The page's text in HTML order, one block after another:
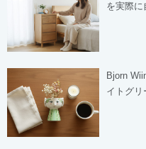
を実際に
Bjorn
イトグリ